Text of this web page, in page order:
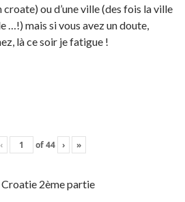
ou d’une ville (des fois la ville
…!) mais si vous avez un doute,
là ce soir je fatigue !
‹ of44 › »
2ème partie